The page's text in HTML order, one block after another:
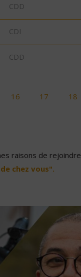
CDD
CDI
CDD
16 17 18
raisons de
chez vous".